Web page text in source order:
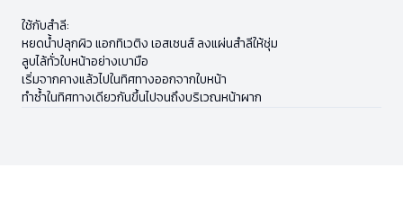
ใช้กับสำลี:
หยดน้ำปลุกผิว แอกทิเวติง เอสเซนส์ ลงแผ่นสำลีให้ชุ่ม
ลูบไล้ทั่วใบหน้าอย่างเบามือ
เริ่มจากคางแล้วไปในทิศทางออกจากใบหน้า
ทำซ้ำในทิศทางเดียวกันขึ้นไปจนถึงบริเวณหน้าผาก